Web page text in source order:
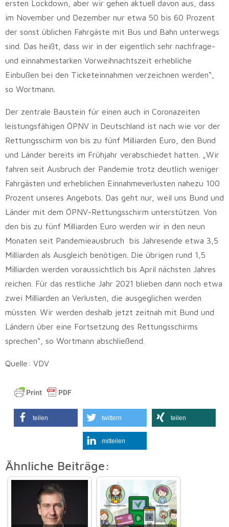
ersten Lockdown, aber wir gehen aktuell davon aus, dass
im November und Dezember nur etwa 50 bis 60 Prozent
der sonst üblichen Fahrgäste mit Bus und Bahn unterwegs
sind. Das heißt, dass wir in der eigentlich sehr nachfrage-
und einnahmestarken Vorweihnachtszeit erhebliche
Einbußen bei den Ticketeinnahmen verzeichnen werden“,
so Wortmann.
Der zentrale Baustein für einen auch in Coronazeiten
leistungsfähigen ÖPNV in Deutschland ist nach wie vor der
Rettungsschirm von bis zu fünf Milliarden Euro, den Bund
und Länder bereits im Frühjahr verabschiedet hatten. „Wir
fahren seit Ausbruch der Pandemie trotz deutlich weniger
Fahrgästen und erheblichen Einnahmeverlusten nahezu 100
Prozent unseres Angebots. Das geht nur, weil uns Bund und
Länder mit dem ÖPNV-Rettungsschirm unterstützen. Von
den bis zu fünf Milliarden Euro werden wir in den neun
Monaten seit Pandemieausbruch bis Jahresende etwa 3,5
Milliarden als Ausgleich benötigen. Die übrigen rund 1,5
Milliarden werden voraussichtlich bis April nächsten Jahres
reichen. Für das restliche Jahr 2021 blieben dann noch etwa
zwei Milliarden an Verlusten, die ausgeglichen werden
müssten. Wir werden deshalb jetzt zeitnah mit Bund und
Ländern über eine Fortsetzung des Rettungsschirms
sprechen“, so Wortmann abschließend.
Quelle: VDV
teilen twittern teilen
mitteilen
Ähnliche Beiträge: